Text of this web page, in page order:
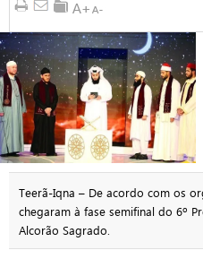
Teerã-Iqna – De acordo com os
chegaram à fase semifinal do 6º
Alcorão Sagrado.